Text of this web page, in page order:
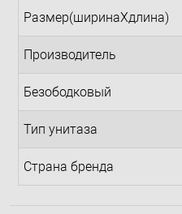
Размер(ширинаXдлина)
Производитель
Безободковый
Тип унитаза
Страна бренда